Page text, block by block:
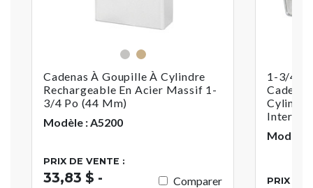
Argent
Or
Cadenas À Goupille À Cylindre
Rechargeable En Acier Massif 1-
3/4 Po (44 Mm)
Modèle : A5200
PRIX DE VENTE :
33,83 $ -
Comparer
1-3/4po
Modèle
PRIX DE